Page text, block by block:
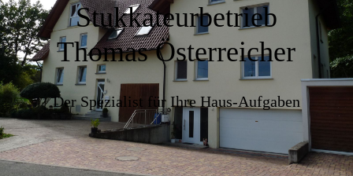
Stukkateurbetrieb
Thomas Österreicher
Der Spezialist für Ihre Haus-Aufgaben